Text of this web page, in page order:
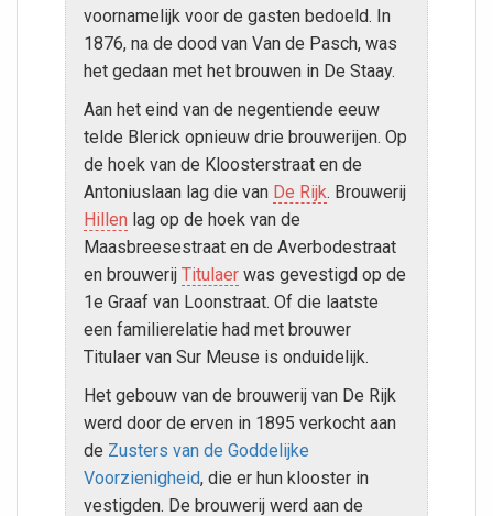
voornamelijk voor de gasten bedoeld. In
1876, na de dood van Van de Pasch, was
het gedaan met het brouwen in De Staay.
Aan het eind van de negentiende eeuw
telde Blerick opnieuw drie brouwerijen. Op
de hoek van de Kloosterstraat en de
Antoniuslaan lag die van De Rijk. Brouwerij
Hillen lag op de hoek van de
Maasbreesestraat en de Averbodestraat
en brouwerijTitulaer was gevestigd op de
1e Graaf van Loonstraat. Of die laatste
een familierelatie had met brouwer
Titulaer van Sur Meuse is onduidelijk.
Het gebouw van de brouwerij van De Rijk
werd door de erven in 1895 verkocht aan
de Zusters van de Goddelijke
Voorzienigheid, die er hun klooster in
vestigden. De brouwerij werd aan de